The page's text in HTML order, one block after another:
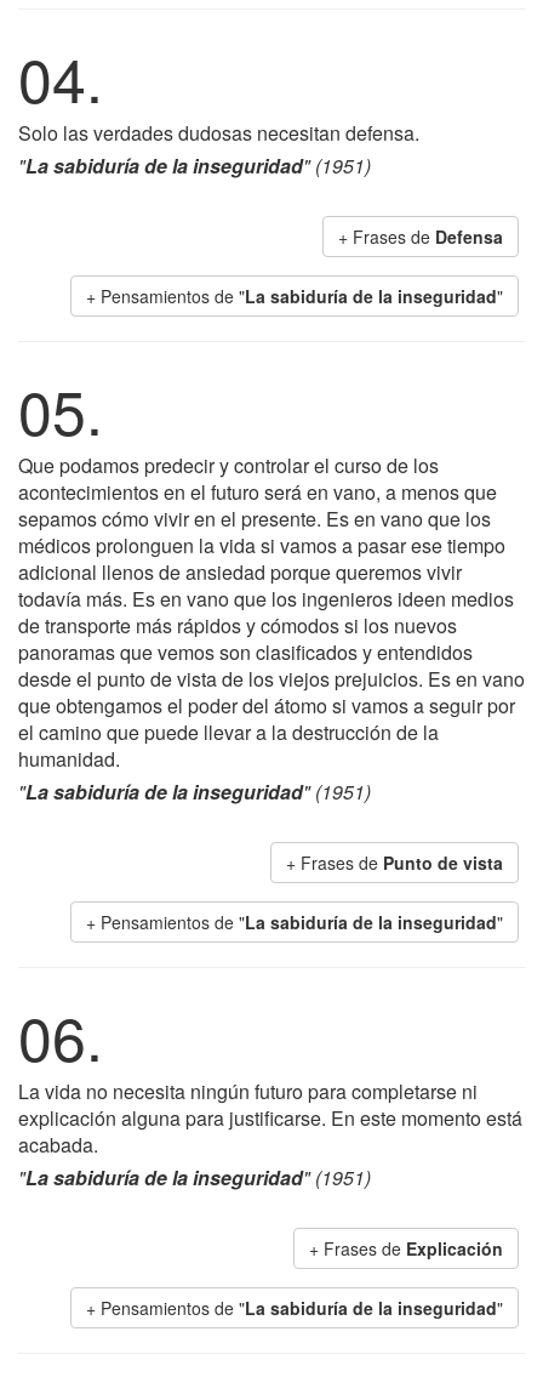
04.
Solo las verdades dudosas necesitan defensa.
"La sabiduría de la inseguridad" (1951)
+ Frases de Defensa
+ Pensamientos de "La sabiduría de la inseguridad"
05.
Que podamos predecir y controlar el curso de los
acontecimientos en el futuro será en vano, a menos que
sepamos cómo vivir en el presente. Es en vano que los
médicos prolonguen la vida si vamos a pasar ese tiempo
adicional llenos de ansiedad porque queremos vivir
todavía más. Es en vano que los ingenieros ideen medios
de transporte más rápidos y cómodos si los nuevos
panoramas que vemos son clasificados y entendidos
desde el punto de vista de los viejos prejuicios. Es en vano
que obtengamos el poder del átomo si vamos a seguir por
el camino que puede llevar a la destrucción de la
humanidad.
"La sabiduría de la inseguridad" (1951)
+ Frases de Punto de vista
+ Pensamientos de "La sabiduría de la inseguridad"
06.
La vida no necesita ningún futuro para completarse ni
explicación alguna para justificarse. En este momento está
acabada.
"La sabiduría de la inseguridad" (1951)
+ Frases de Explicación
+ Pensamientos de "La sabiduría de la inseguridad"